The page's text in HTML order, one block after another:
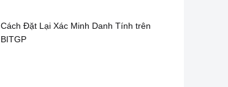
Cách Đặt Lại Xác Minh Danh Tính trên
BITGP